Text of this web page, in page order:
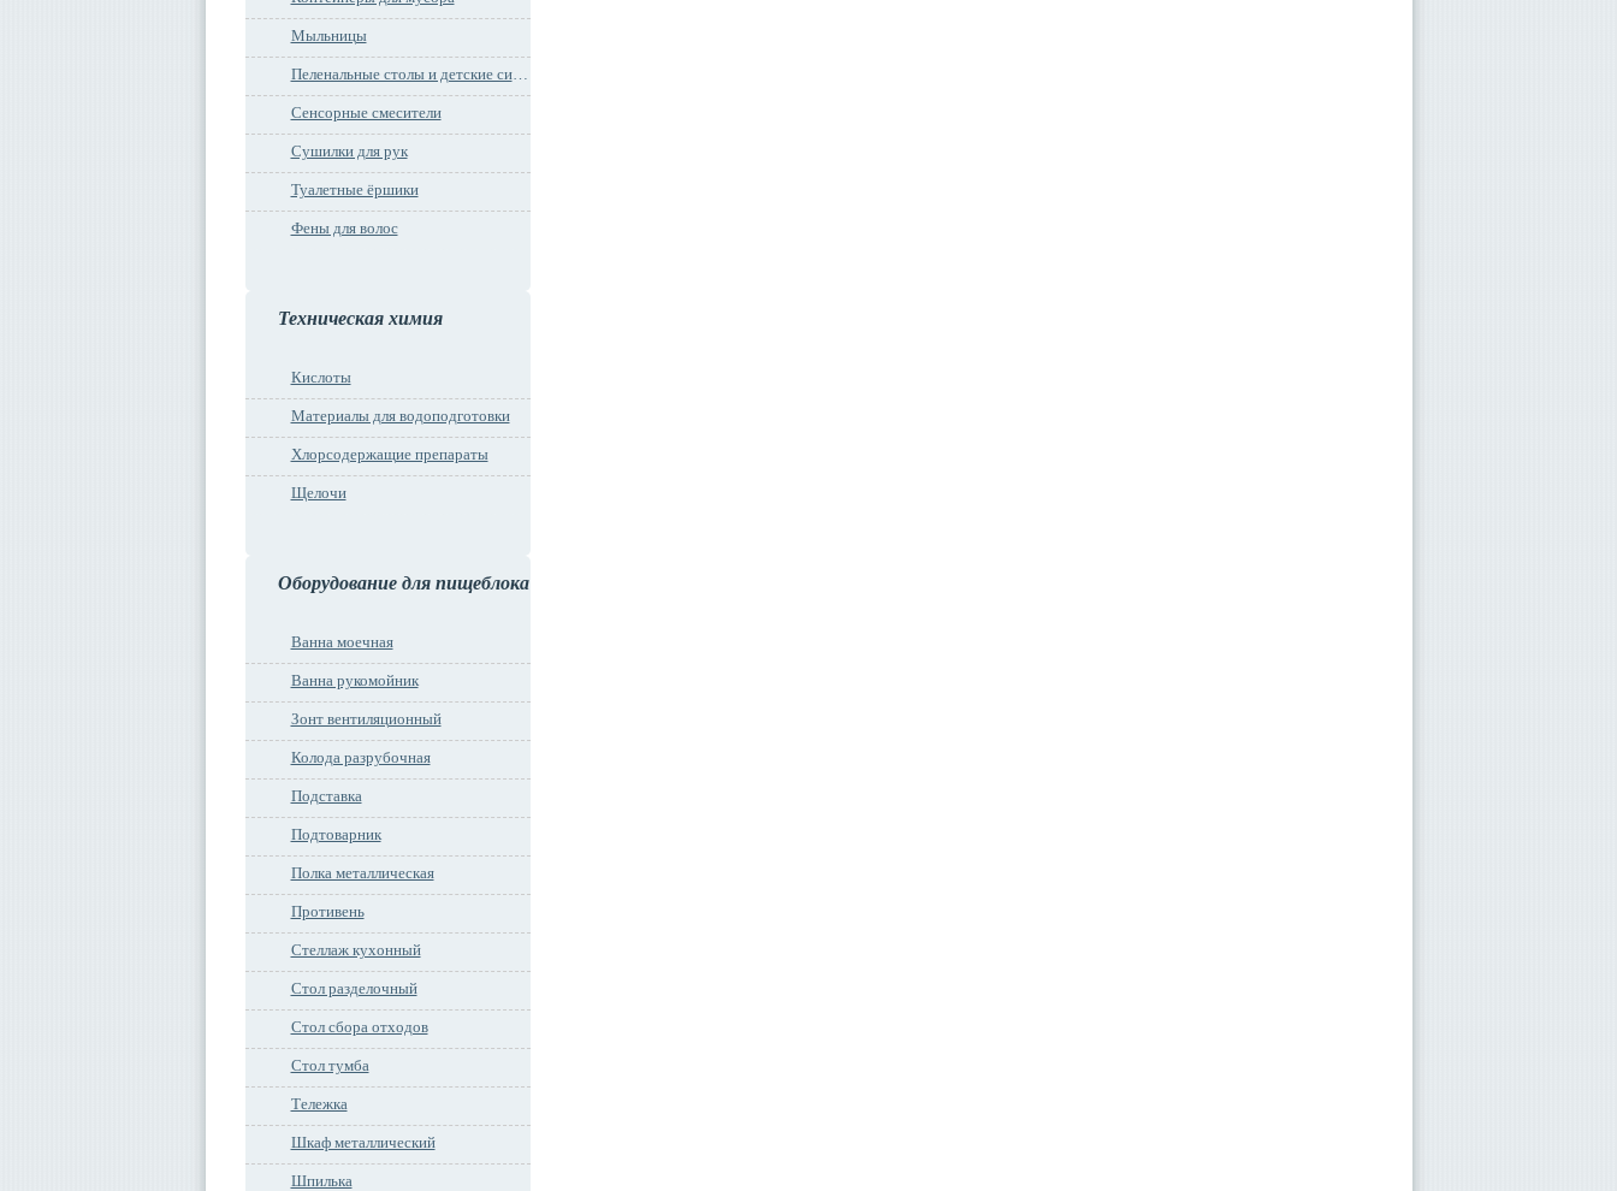
Мыльницы
Пеленальные столы и детские сидения
Сенсорные смесители
Сушилки для рук
Туалетные ёршики
Фены для волос
Техническая химия
Кислоты
Материалы для водоподготовки
Хлорсодержащие препараты
Щелочи
Оборудование для пищеблока
Ванна моечная
Ванна рукомойник
Зонт вентиляционный
Колода разрубочная
Подставка
Подтоварник
Полка металлическая
Противень
Стеллаж кухонный
Стол разделочный
Стол сбора отходов
Стол тумба
Тележка
Шкаф металлический
Шпилька